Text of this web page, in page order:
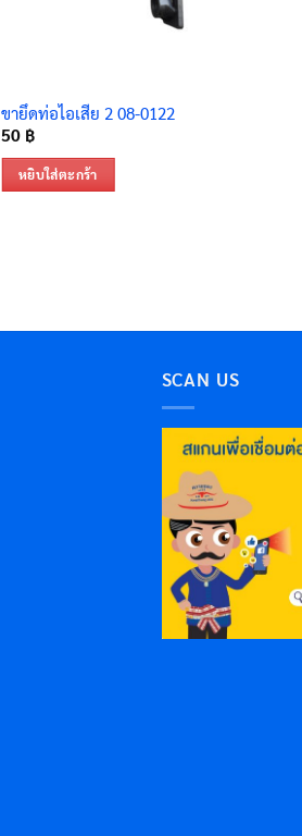
ขายึดท่อไอเสีย 2 08-0122
50 ฿
หยิบใส่ตะกร้า
SCAN US